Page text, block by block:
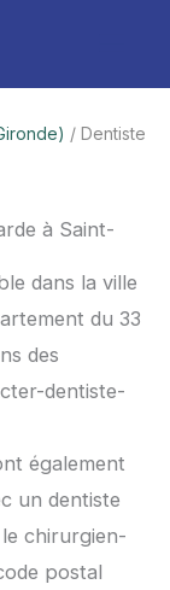
/ Dentiste
à Saint-
dans la ville
du 33
des
dentiste-
également
un dentiste
chirurgien-
postal